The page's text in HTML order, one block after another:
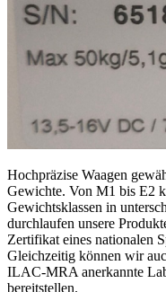
Hochpräzise Waagen
Gewichte. Von M1 bis E2
Gewichtsklassen in
durchlaufen unsere
Zertifikat eines nationalen
Gleichzeitig können wir
ILAC-MRA anerkannte
bereitstellen.